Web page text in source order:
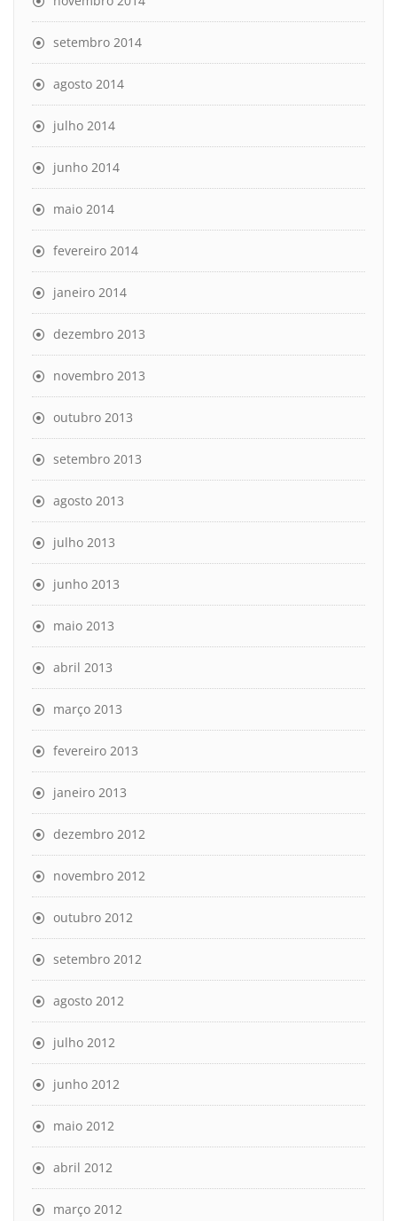
setembro 2014
agosto 2014
julho 2014
junho 2014
maio 2014
fevereiro 2014
janeiro 2014
dezembro 2013
novembro 2013
outubro 2013
setembro 2013
agosto 2013
julho 2013
junho 2013
maio 2013
abril 2013
março 2013
fevereiro 2013
janeiro 2013
dezembro 2012
novembro 2012
outubro 2012
setembro 2012
agosto 2012
julho 2012
junho 2012
maio 2012
abril 2012
março 2012